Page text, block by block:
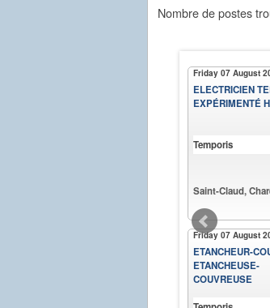
Nombre de postes
Friday 07 August
ELECTRICIEN
EXPÉRIMENTÉ
Temporis
Saint-Claud,
Friday 07 August
ETANCHEUR-
ETANCHEUSE-
COUVREUSE